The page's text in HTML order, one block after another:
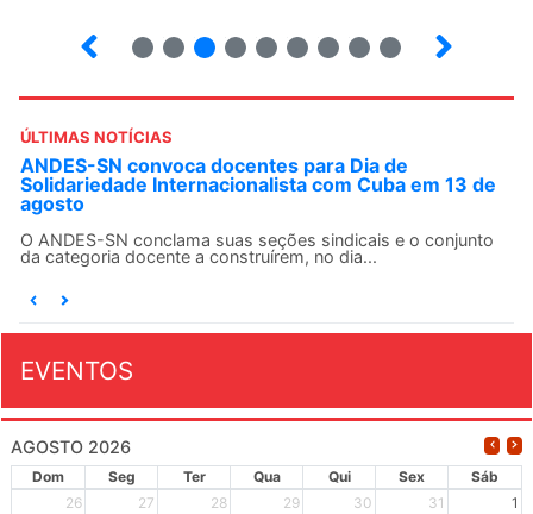
ÚLTIMAS NOTÍCIAS
ANDES-SN convoca docentes para Dia de
Solidariedade Internacionalista com Cuba em 13 de
agosto
O ANDES-SN conclama suas seções sindicais e o conjunto
da categoria docente a construírem, no dia...
EVENTOS
AGOSTO 2026
Dom Seg Ter Qua Qui Sex
Sáb
26
27 28 29 30 31 1